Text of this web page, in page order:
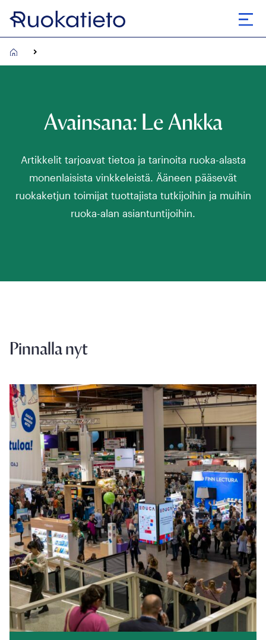
Siirry
suoraan
Avainsana: Le Ankka
Artikkelit tarjoavat tietoa ja tarinoita ruoka-alasta
monenlaisista vinkkeleistä. Ääneen pääsevät
ruokaketjun toimijat tuottajista tutkijoihin ja muihin
ruoka-alan asiantuntijoihin.
Pinnalla nyt